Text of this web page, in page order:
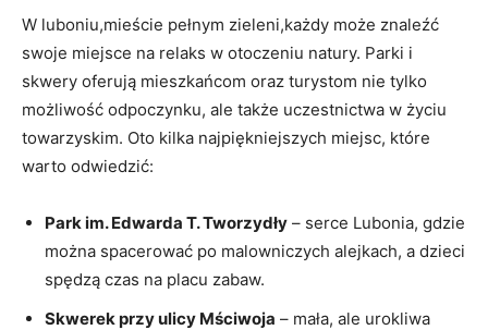
W luboniu,mieście pełnym zieleni,każdy może znaleźć
swoje miejsce na relaks w otoczeniu ​natury. Parki​ i
skwery ​oferują mieszkańcom ⁢oraz turystom nie tylko
możliwość odpoczynku, ale​ także uczestnictwa w życiu
towarzyskim. Oto kilka najpiękniejszych miejsc, które
warto odwiedzić:
Park im. Edwarda T. Tworzydły – serce Lubonia, gdzie
można⁣ spacerować po malowniczych alejkach, a dzieci
spędzą czas na placu ‌zabaw.
Skwerek⁣ przy ulicy Mściwoja – mała, ale urokliwa